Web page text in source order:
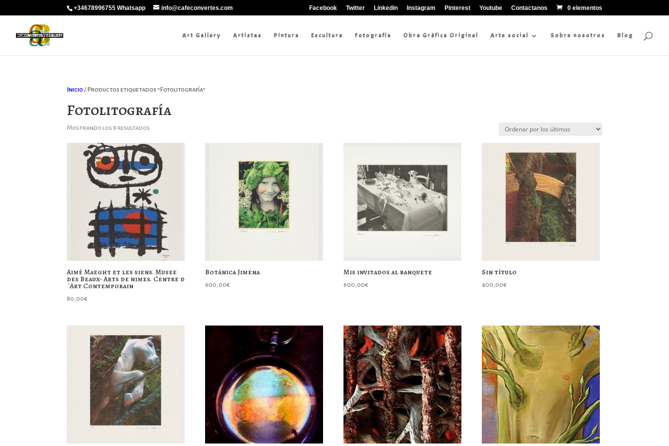
+34678996755 Whatsapp info@cafeconvertes.com Facebook Twitter Linkedin Instagram Pinterest Youtube Contactanos 0 elementos
Art Gallery Artistas Pintura Escultura Fotografía Obra Gráfica Original Arte social Sobre nosotros Blog
Inicio / Productos etiquetados “Fotolitografía”
Fotolitografía
Mostrando los 8 resultados
los
últimos
Aimé Maeght et les siens. Musee
des Beaux- Arts de nimes. Centre d
´Art Contemporain
80,00€
Botánica Jimena
600,00€
Mis invitados al banquete
600,00€
Sin título
400,00€